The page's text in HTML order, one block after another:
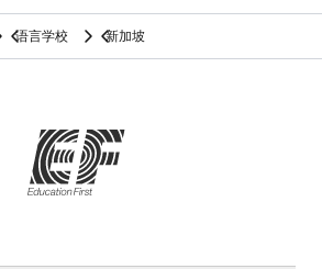
语言学校 新加坡